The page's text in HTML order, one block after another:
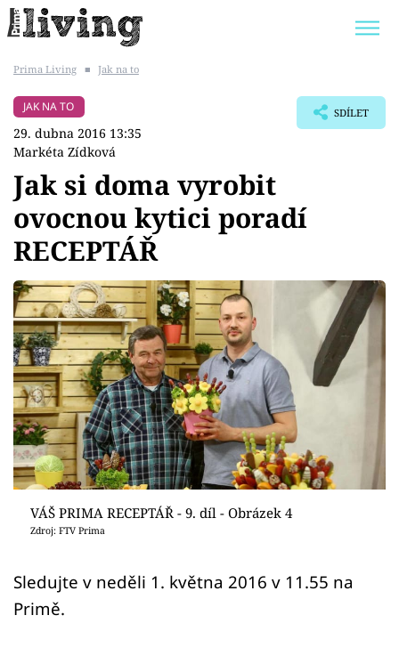
BYDLENÍ SLAVNÝCH
Témata
Bydlení
Zahrada
Design
Sledujte prima+
Přihlášení
Sledujte nás
Prima Living ■ Jak na to
JAK NA TO
29. dubna 2016 13:35
Markéta Zídková
SDÍLET
Jak si doma vyrobit
ovocnou kytici poradí
RECEPTÁŘ
VÁŠ PRIMA RECEPTÁŘ - 9. díl - Obrázek 4
Zdroj: FTV Prima
Sledujte v neděli 1. května 2016 v 11.55 na
Primě.